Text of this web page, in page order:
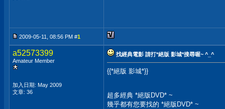
2009-05-11, 08:56 PM #1
a52573399
Amateur Member
加入日期: May 2009
文章: 36
找經典電影 請打*絕版 影城*搜尋喔~ ^_^
{{*絕版 影城*}}
超多經典 *絕版DVD* ~
幾乎都有您要找的 *絕版DVD* ~